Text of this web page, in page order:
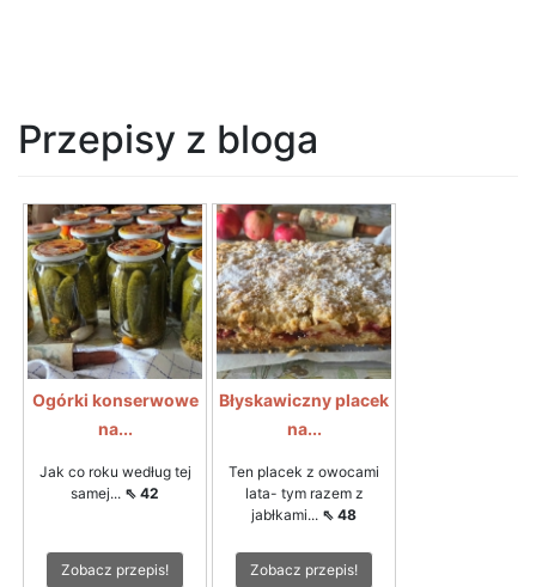
Przepisy z bloga
Ogórki konserwowe
na...
Jak co roku według tej
samej... ⇖ 42
Zobacz przepis!
Błyskawiczny placek
na...
Ten placek z owocami
lata- tym razem z
jabłkami... ⇖ 48
Zobacz przepis!